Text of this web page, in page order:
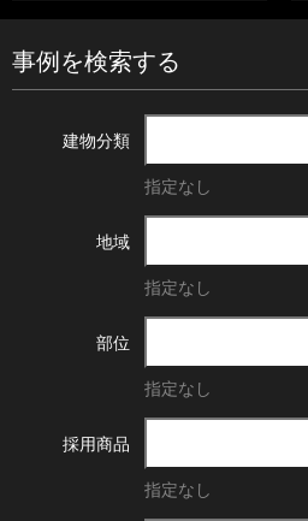
事例を検索する
建物分類
指定なし
地域
指定なし
部位
指定なし
採用商品
指定なし